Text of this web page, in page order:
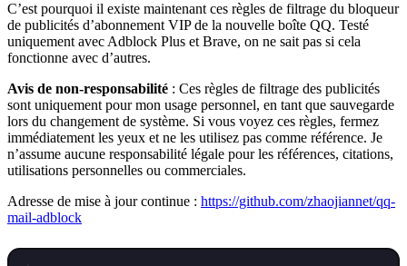
C’est pourquoi il existe maintenant ces règles de filtrage du bloqueur
de publicités d’abonnement VIP de la nouvelle boîte QQ. Testé
uniquement avec Adblock Plus et Brave, on ne sait pas si cela
fonctionne avec d’autres.
Avis de non-responsabilité : Ces règles de filtrage des publicités
sont uniquement pour mon usage personnel, en tant que sauvegarde
lors du changement de système. Si vous voyez ces règles, fermez
immédiatement les yeux et ne les utilisez pas comme référence. Je
n’assume aucune responsabilité légale pour les références, citations,
utilisations personnelles ou commerciales.
Adresse de mise à jour continue : https://github.com/zhaojiannet/qq-
mail-adblock